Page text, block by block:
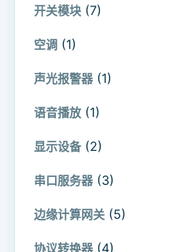
开关模块 (7)
空调 (1)
声光报警器 (1)
语音播放 (1)
显示设备 (2)
串口服务器 (3)
边缘计算网关 (5)
协议转换器 (4)